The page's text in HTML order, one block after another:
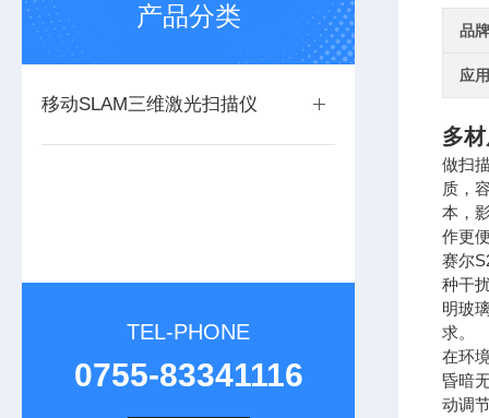
产品分类
移动SLAM三维激光扫描仪
TEL-PHONE
0755-83341116
品牌
应
多
做扫
质，
本，
作更
赛尔
种干
明玻
求。
在环
昏暗
动调